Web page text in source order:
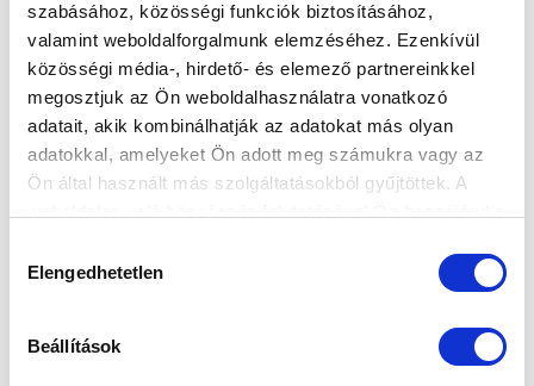
szabásához, közösségi funkciók biztosításához,
valamint weboldalforgalmunk elemzéséhez. Ezenkívül
közösségi média-, hirdető- és elemező partnereinkkel
megosztjuk az Ön weboldalhasználatra vonatkozó
adatait, akik kombinálhatják az adatokat más olyan
adatokkal, amelyeket Ön adott meg számukra vagy az
Ön által használt más szolgáltatásokból gyűjtöttek. A
kiválasztása
Elengedhetetlen
Beállítások